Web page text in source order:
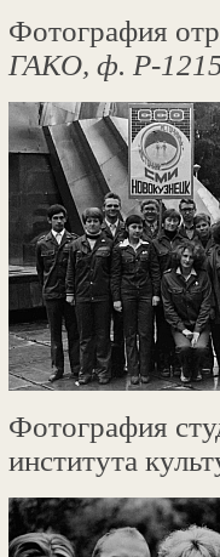
Фотография
ГАКО, ф. Р-
Фотография
института